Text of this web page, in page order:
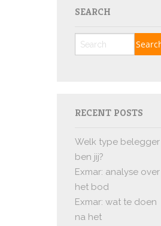
SEARCH
RECENT POSTS
Welk type belegger
ben jij?
Exmar: analyse over
het bod
Exmar: wat te doen
na het